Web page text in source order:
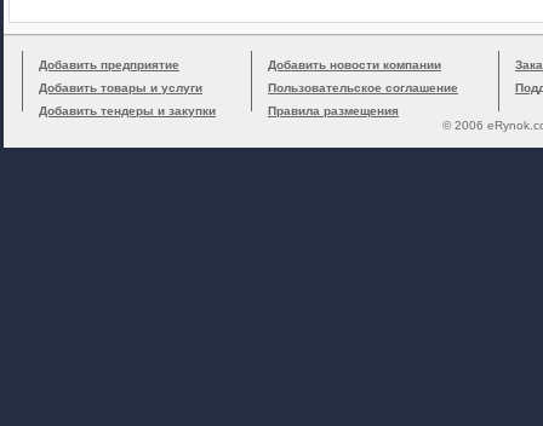
Добавить предприятие
Добавить товары и услуги
Добавить тендеры и закупки
Добавить новости компании
Пользовательское соглашение
Правила размещения
© 2006